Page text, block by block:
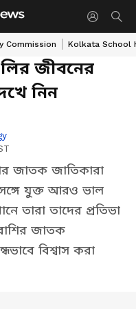
Commission Kolkata School
জীবনের
নিন
জাতক জাতিকারা
যুক্ত আরও ভাল
তারা তাদের প্রতিভা
জাতক
বিশ্বাস করা